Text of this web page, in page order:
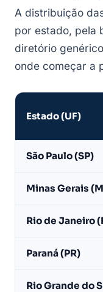
A distribuição
por estado, pela
diretório
onde começar a
ativas
estado
base
Estado (UF)
São Paulo (SP)
Minas Gerais
Rio de Janeiro
Paraná (PR)
Rio Grande do